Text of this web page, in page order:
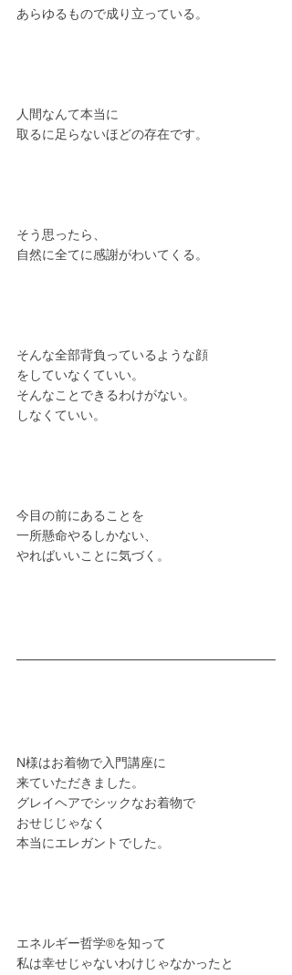
あらゆるもので成り立っている。
人間なんて本当に
取るに足らないほどの存在です。
そう思ったら、
自然に全てに感謝がわいてくる。
そんな全部背負っているような顔
をしていなくていい。
そんなことできるわけがない。
しなくていい。
今目の前にあることを
一所懸命やるしかない、
やればいいことに気づく。
N様はお着物で入門講座に
来ていただきました。
グレイヘアでシックなお着物で
おせじじゃなく
本当にエレガントでした。
エネルギー哲学®︎を知って
私は幸せじゃないわけじゃなかったと